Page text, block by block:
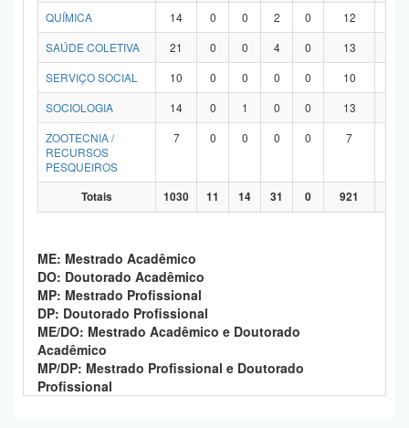
QUÍMICA
14 0 0 2 0 12
SAÚDE COLETIVA
21 0 0 4 0 13
SERVIÇO SOCIAL
10 0 0 0 0 10
SOCIOLOGIA
14 0 1 0 0 13
ZOOTECNIA /
RECURSOS
PESQUEIROS
7 0 0 0 0 7
Totais 1030 11 14 31 0 921
ME: Mestrado Acadêmico
DO: Doutorado Acadêmico
MP: Mestrado Profissional
DP: Doutorado Profissional
ME/DO: Mestrado Acadêmico e Doutorado
Acadêmico
MP/DP: Mestrado Profissional e Doutorado
Profissional